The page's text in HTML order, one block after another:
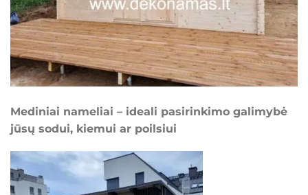
Mediniai nameliai – ideali pasirinkimo galimybė
jūsų sodui, kiemui ar poilsiui